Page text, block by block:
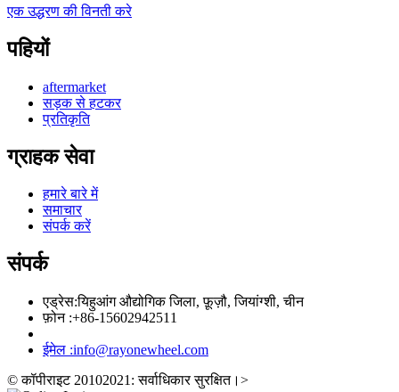
एक उद्धरण की विनती करे
पहियों
aftermarket
सड़क से हटकर
प्रतिकृति
ग्राहक सेवा
हमारे बारे में
समाचार
संपर्क करें
संपर्क
एड्रेस:यिहुआंग औद्योगिक जिला, फ़ूज़ौ, जियांग्शी, चीन
फ़ोन :+86-15602942511
ईमेल :info@rayonewheel.com
© कॉपीराइट 20102021: सर्वाधिकार सुरक्षित। >